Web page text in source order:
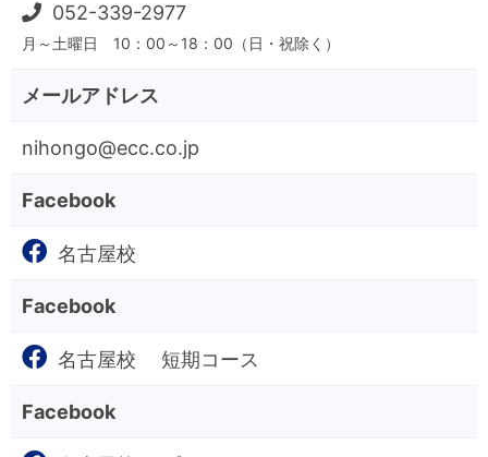
052-339-2977
月～土曜日 10：00～18：00（日・祝除く）
メールアドレス
nihongo@ecc.co.jp
Facebook
名古屋校
Facebook
名古屋校 短期コース
Facebook